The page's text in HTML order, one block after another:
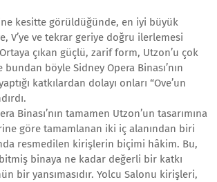
kesitte görüldüğünde, en iyi büyük
V’ye ve tekrar geriye doğru ilerlemesi
çıkan güçlü, zarif form, Utzon’u çok
bundan böyle Sidney Opera Binası’nın
katkılardan dolayı onları “Ove’un
Binası’nın tamamen Utzon’un tasarımına
göre tamamlanan iki iç alanından biri
resmedilen kirişlerin biçimi hâkim. Bu,
binaya ne kadar değerli bir katkı
bir yansımasıdır. Yolcu Salonu kirişleri,